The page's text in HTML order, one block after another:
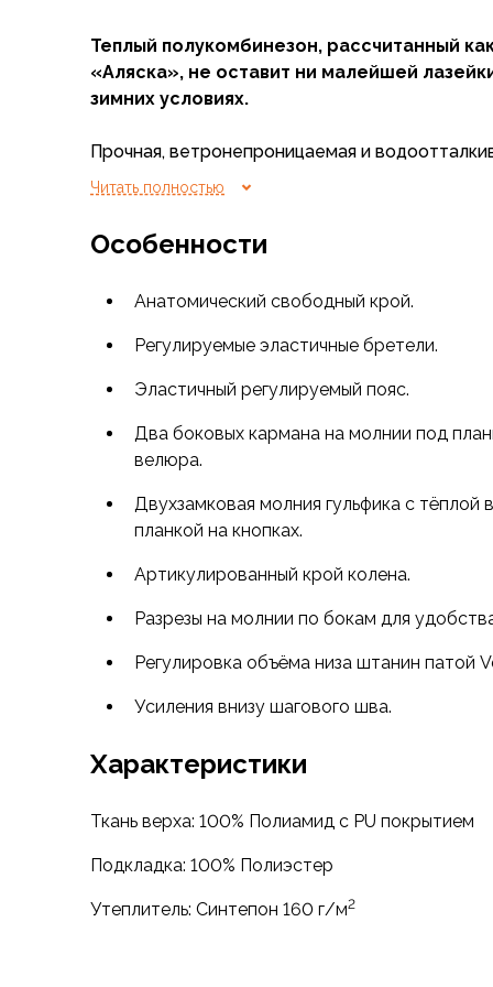
Беговые и спортивные
Пончо и дождевики
Пуховые куртки
Жилеты
Брюки
Брюки софтшелл и ветрозащита
Брюки с синтетическим утеплителем
Беговые и спортивные
Шорты
Термофутболки
Термотрусы
Толстовки, худи
Футболки
Нижнее белье
Мужская обувь
Утепленные
Неутепленные
Кроссовки
Повседневные кроссовки
Сапоги
Демисезонные
Вкладыши
Теплый полукомбинезон, рассчитанный
«Аляска», не оставит ни малейшей
зимних условиях.
Прочная, ветронепроницаемая и
покрытию ткань обеспечивает полную защиту
во влажных условиях.
Читать полностью
Особенности
Анатомический свободный крой.
Регулируемые эластичные бретели.
Эластичный регулируемый пояс.
Два боковых кармана на молнии под
велюра.
Двухзамковая молния гульфика с
планкой на кнопках.
Артикулированный крой колена.
Разрезы на молнии по бокам для
Регулировка объёма низа штанин патой
Усиления внизу шагового шва.
Характеристики
Ткань верха: 100% Полиамид с PU покрытием
Подкладка: 100% Полиэстер
Утеплитель: Синтепон 160 г/м2